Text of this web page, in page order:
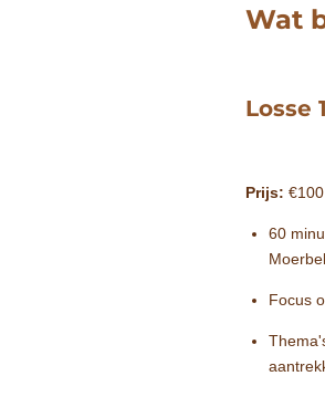
Wat
Losse
Prijs:
60
Focus